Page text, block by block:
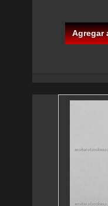
Agregar